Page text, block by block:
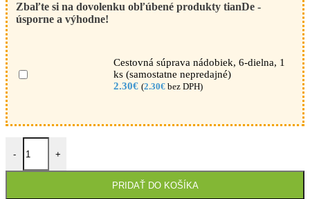
Zbaľte si na dovolenku obľúbené produkty tianDe -
úsporne a výhodne!
Cestovná súprava nádobiek, 6-dielna, 1
ks (samostatne nepredajné)
2.30€ (2.30€ bez DPH)
- +
PRIDAŤ DO KOŠÍKA